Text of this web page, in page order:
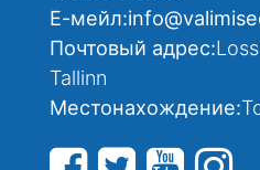
Е-мейл:
Почтовый адрес:
Tallinn
Местонахождение: